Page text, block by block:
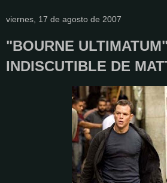
viernes, 17 de agosto de 2007
"BOURNE
INDISCUTIBLE DE